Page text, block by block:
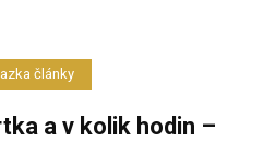
články
a v kolik hodin –